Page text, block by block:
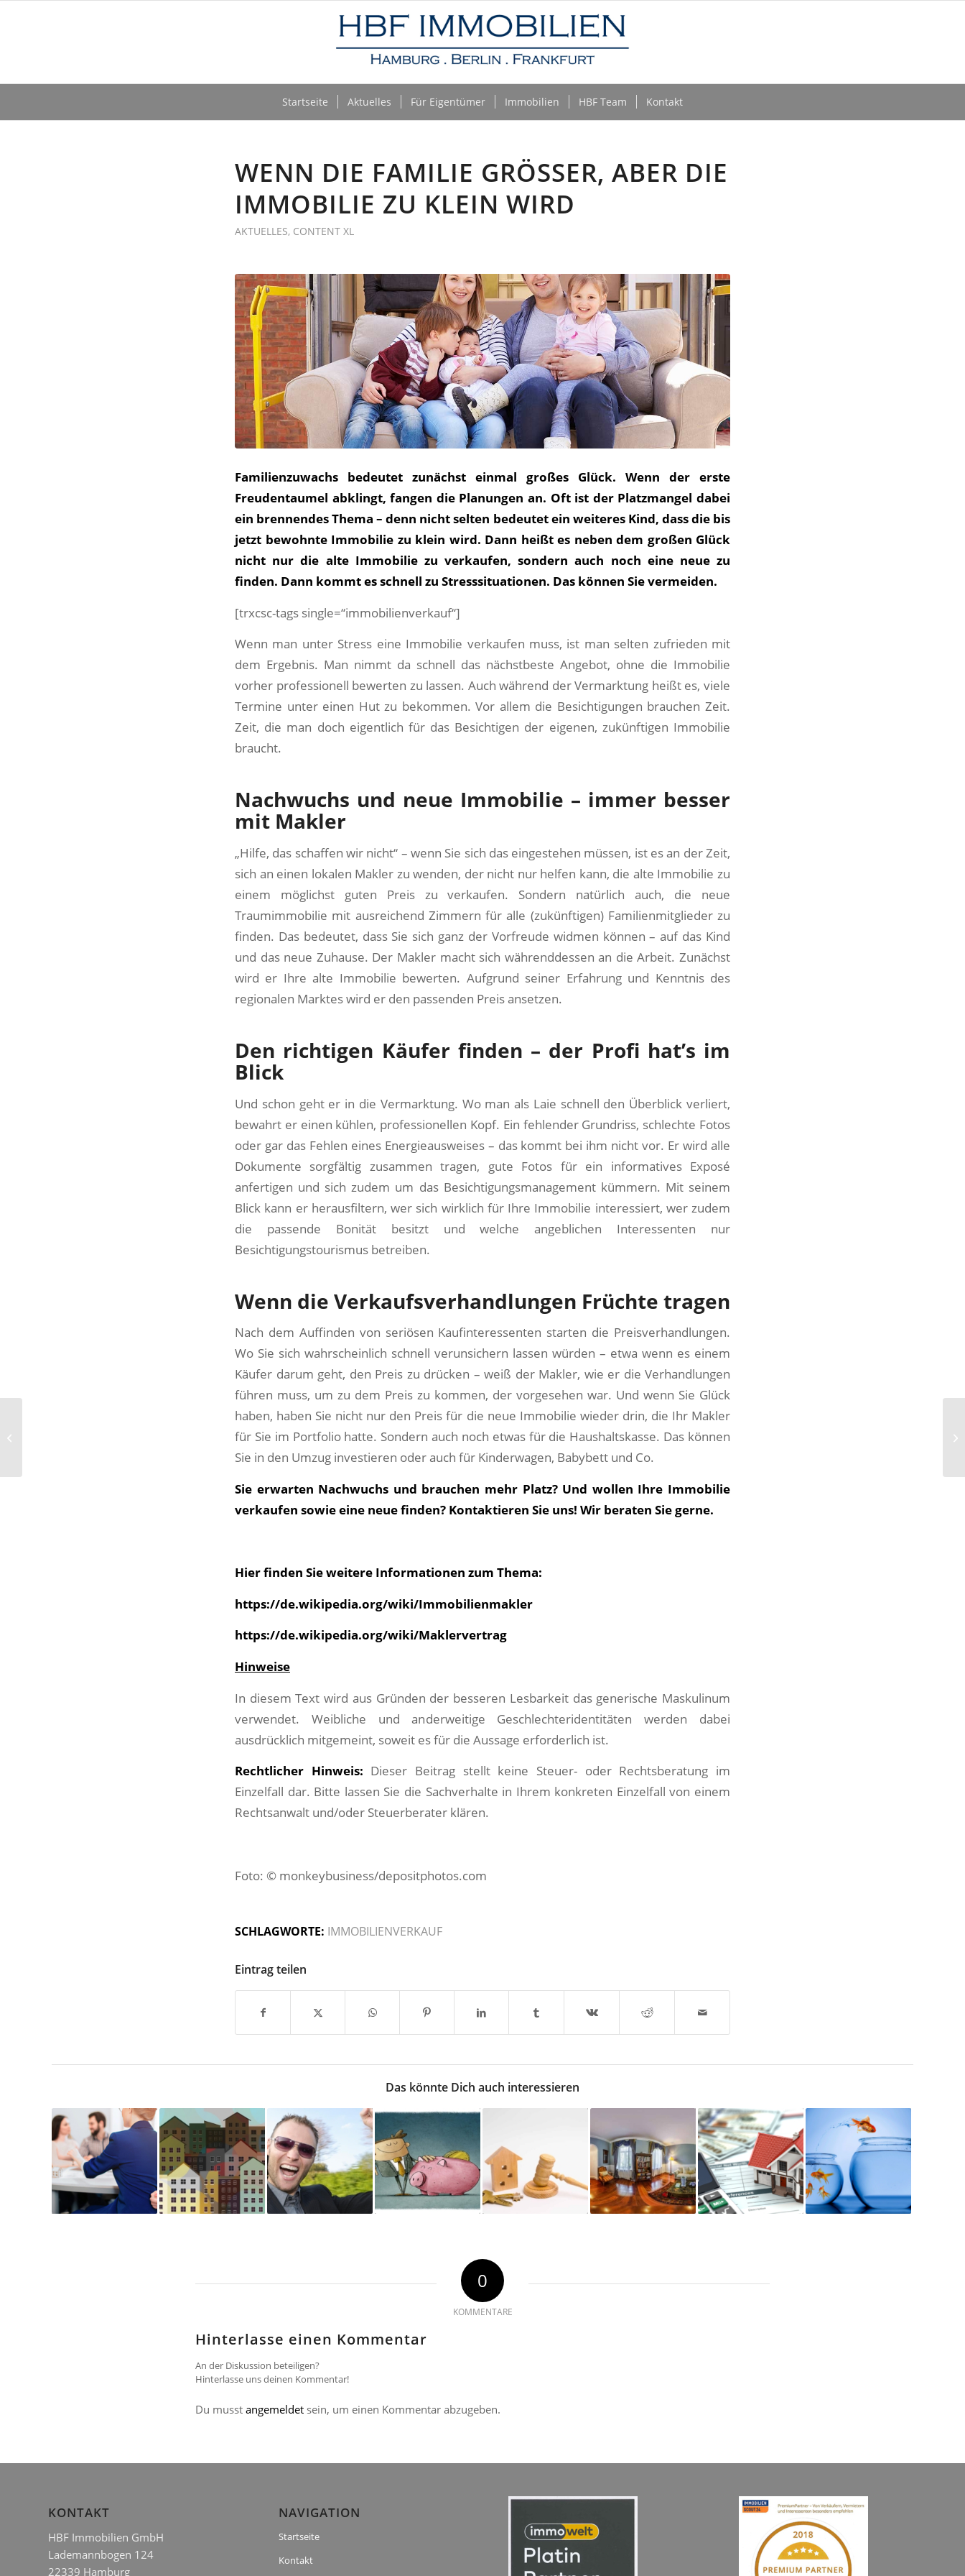
Startseite Aktuelles Für Eigentümer Immobilien HBF Team Kontakt
WENN DIE FAMILIE GRÖSSER, ABER DIE I
MMOBILIE ZU KLEIN WIRD
AKTUELLES, CONTENT XL
Familienzuwachs bedeutet zunächst einmal großes Glück. Wenn der erste
Freudentaumel abklingt, fangen die Planungen an. Oft ist der Platzmangel dabei
ein brennendes Thema – denn nicht selten bedeutet ein weiteres Kind, dass die bis
jetzt bewohnte Immobilie zu klein wird. Dann heißt es neben dem großen Glück
nicht nur die alte Immobilie zu verkaufen, sondern auch noch eine neue zu
finden. Dann kommt es schnell zu Stresssituationen. Das können Sie vermeiden.
[trxcsc-tags single=“immobilienverkauf“]
Wenn man unter Stress eine Immobilie verkaufen muss, ist man selten zufrieden mit
dem Ergebnis. Man nimmt da schnell das nächstbeste Angebot, ohne die Immobilie
vorher professionell bewerten zu lassen. Auch während der Vermarktung heißt es, viele
Termine unter einen Hut zu bekommen. Vor allem die Besichtigungen brauchen Zeit.
Zeit, die man doch eigentlich für das Besichtigen der eigenen, zukünftigen Immobilie
braucht.
Nachwuchs und neue Immobilie – immer besser
mit Makler
„Hilfe, das schaffen wir nicht“ – wenn Sie sich das eingestehen müssen, ist es an der Zeit,
sich an einen lokalen Makler zu wenden, der nicht nur helfen kann, die alte Immobilie zu
einem möglichst guten Preis zu verkaufen. Sondern natürlich auch, die neue
Traumimmobilie mit ausreichend Zimmern für alle (zukünftigen) Familienmitglieder zu
finden. Das bedeutet, dass Sie sich ganz der Vorfreude widmen können – auf das Kind
und das neue Zuhause. Der Makler macht sich währenddessen an die Arbeit. Zunächst
wird er Ihre alte Immobilie bewerten. Aufgrund seiner Erfahrung und Kenntnis des
regionalen Marktes wird er den passenden Preis ansetzen.
Den richtigen Käufer finden – der Profi hat’s im
Blick
Und schon geht er in die Vermarktung. Wo man als Laie schnell den Überblick verliert,
bewahrt er einen kühlen, professionellen Kopf. Ein fehlender Grundriss, schlechte Fotos
oder gar das Fehlen eines Energieausweises – das kommt bei ihm nicht vor. Er wird alle
Dokumente sorgfältig zusammen tragen, gute Fotos für ein informatives Exposé
anfertigen und sich zudem um das Besichtigungsmanagement kümmern. Mit seinem
Blick kann er herausfiltern, wer sich wirklich für Ihre Immobilie interessiert, wer zudem
die passende Bonität besitzt und welche angeblichen Interessenten nur
Besichtigungstourismus betreiben.
Wenn die Verkaufsverhandlungen Früchte tragen
Nach dem Auffinden von seriösen Kaufinteressenten starten die Preisverhandlungen.
Wo Sie sich wahrscheinlich schnell verunsichern lassen würden – etwa wenn es einem
Käufer darum geht, den Preis zu drücken – weiß der Makler, wie er die Verhandlungen
führen muss, um zu dem Preis zu kommen, der vorgesehen war. Und wenn Sie Glück
haben, haben Sie nicht nur den Preis für die neue Immobilie wieder drin, die Ihr Makler
für Sie im Portfolio hatte. Sondern auch noch etwas für die Haushaltskasse. Das können
Sie in den Umzug investieren oder auch für Kinderwagen, Babybett und Co.
Sie erwarten Nachwuchs und brauchen mehr Platz? Und wollen Ihre Immobilie
verkaufen sowie eine neue finden? Kontaktieren Sie uns! Wir beraten Sie gerne.
Hier finden Sie weitere Informationen zum Thema:
https://de.wikipedia.org/wiki/Immobilienmakler
https://de.wikipedia.org/wiki/Maklervertrag
Hinweise
In diesem Text wird aus Gründen der besseren Lesbarkeit das generische Maskulinum
verwendet. Weibliche und anderweitige Geschlechteridentitäten werden dabei
ausdrücklich mitgemeint, soweit es für die Aussage erforderlich ist.
Rechtlicher Hinweis: Dieser Beitrag stellt keine Steuer- oder Rechtsberatung im
Einzelfall dar. Bitte lassen Sie die Sachverhalte in Ihrem konkreten Einzelfall von einem
Rechtsanwalt und/oder Steuerberater klären.
Foto: © monkeybusiness/depositphotos.com
SCHLAGWORTE: IMMOBILIENVERKAUF
Eintrag teilen
Das könnte Dich auch interessieren
0
KOMMENTARE
Hinterlasse einen Kommentar
An der Diskussion beteiligen?
Hinterlasse uns deinen Kommentar!
Du musst angemeldet sein, um einen Kommentar abzugeben.
KONTAKT
HBF Immobilien GmbH
Lademannbogen 124
22339 Hamburg
NAVIGATION
Startseite
Kontakt